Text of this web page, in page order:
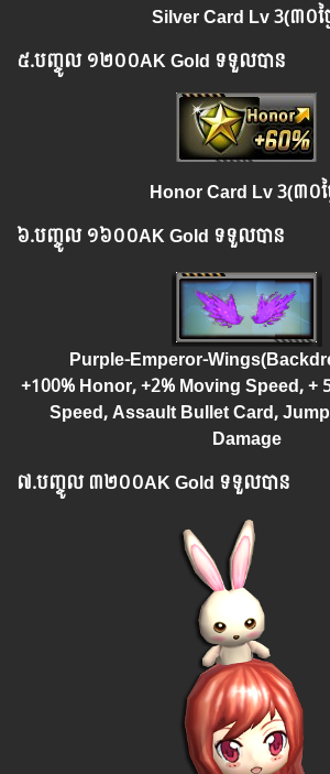
Silver Card Lv 3(៣០ថ្
៥.​បញ្ចូល១២០០AK Gold ទទួលបាន
Honor Card Lv 3(៣០ថ្
៦.​បញ្ចូល១៦០០AK Gold ទទួលបាន
Purple-Emperor-
+100%Honor,+2%Moving Speed, +
Speed, Assault Bullet Card,
Damage
៧.​បញ្ចូល៣២០០AK Gold ទទួលបាន